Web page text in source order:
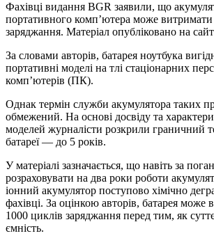
Фахівці видання BGR заявили, що
портативного комп’ютера може витримати
заряджання. Матеріал опубліковано на
За словами авторів, батарея ноутбука
портативні моделі на тлі стаціонарних
комп’ютерів (ПК).
Однак термін служби акумулятора таких
обмежений. На основі досвіду та
моделей журналісти розкрили граничний
батареї — до 5 років.
У матеріалі зазначається, що навіть за
розраховувати на два роки роботи
іонний акумулятор поступово хімічно
фахівці. За оцінкою авторів, батарея може
1000 циклів заряджання перед тим, як
ємність.